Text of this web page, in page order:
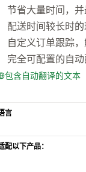
节省大量时间，
配送时间较长时
自定义订单跟踪
完全可配置的自
包含自动翻译的文本
言
配以下产品：